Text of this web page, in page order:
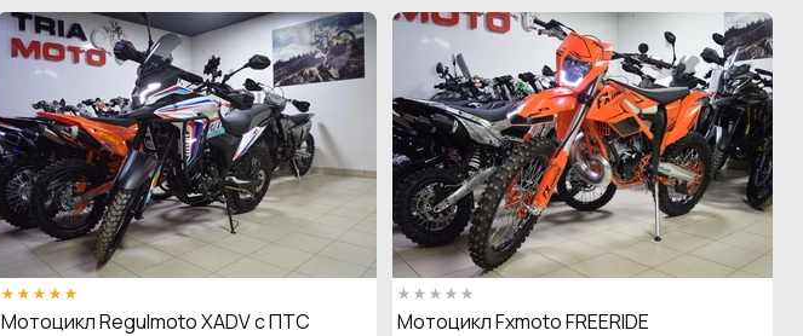
Мотоцикл Regulmoto XADV с ПТС
Мотоцикл Fxmoto FREERIDE